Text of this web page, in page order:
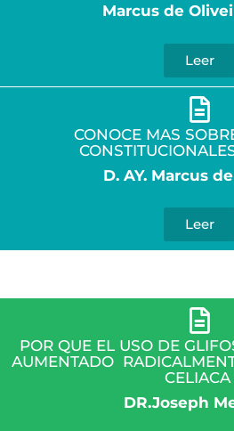
Marcus de
Leer
CONOCE MAS
D. AY. Marcus
Leer
POR QUE EL USO DE
AUMENTADO
CELIACA
DR.Joseph